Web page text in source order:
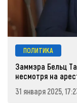
ПОЛИТИКА
Заммэра Бельц
несмотря на
31 января 2025,